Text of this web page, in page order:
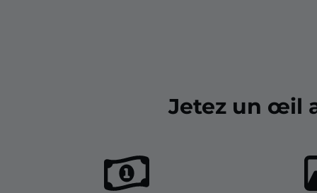
Jetez un œil